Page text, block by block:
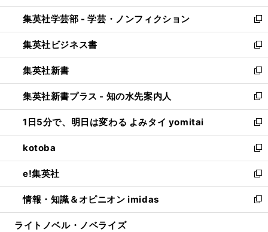
開
く
ウ
で
開
く
ン
ド
ウ
で
開
く
ウ
ィ
ン
ド
ウ
で
開
く
集英社学芸部 - 学芸・ノンフィクション
新
し
い
ウ
ィ
ン
ド
ウ
で
開
く
集英社ビジネス書
新
し
い
ウ
ィ
ン
ド
ウ
で
開
く
集英社新書
新
し
い
ウ
ィ
ン
ド
ウ
で
開
く
集英社新書プラス - 知の水先案内人
新
し
い
ウ
ィ
ン
ド
ウ
で
開
1日5分で、明日は変わる よみタイ yomitai
新
し
い
ウ
ィ
ン
ド
ウ
kotoba
新
し
い
ウ
ィ
ン
e!集英社
新
し
い
ウ
情報・知識＆オピニオン imidas
新
し
ライトノベル・ノベライズ